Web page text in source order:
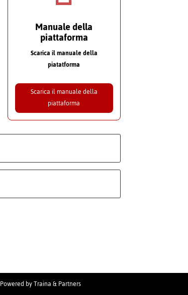
Manuale della
piattaforma
Scarica il manuale della
piatatforma
Scarica il manuale della
piattaforma
Powered byTraina & Partners